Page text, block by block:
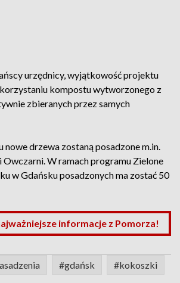
urzędnicy, wyjątkowość projektu
kompostu wytworzonego z
zbieranych przez samych
drzewa zostaną posadzone m.in.
Owczarni. W ramach programu Zielone
w Gdańsku posadzonych ma zostać 50
informacje z Pomorza!
#gdańsk #kokoszki